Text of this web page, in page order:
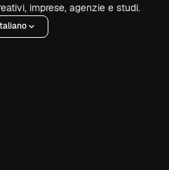
imprese, agenzie e studi.